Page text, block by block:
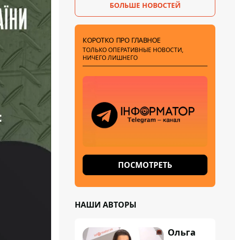
БОЛЬШЕ НОВОСТЕЙ
КОРОТКО ПРО ГЛАВНОЕ
ТОЛЬКО ОПЕРАТИВНЫЕ НОВОСТИ,
НИЧЕГО ЛИШНЕГО
ПОСМОТРЕТЬ
НАШИ АВТОРЫ
Ольга